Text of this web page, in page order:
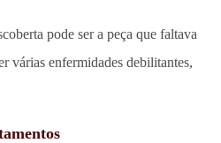
pode ser a peça que faltava
várias enfermidades debilitantes,